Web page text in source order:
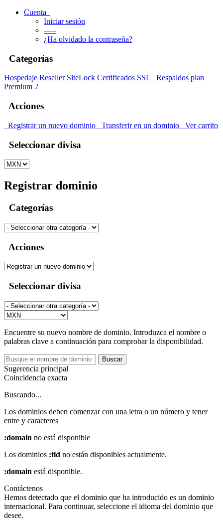
Cuenta
Iniciar sesión
-----
¿Ha olvidado la contraseña?
Categorías
Hospedaje Reseller SiteLock Certificados SSL
Respaldos plan
Premium 2
Acciones
Registrar un nuevo dominio Transferir en un dominio Ver carrito
Seleccionar divisa
Registrar dominio
Categorías
Acciones
Seleccionar divisa
Encuentre su nuevo nombre de dominio. Introduzca el nombre o
palabras clave a continuación para comprobar la disponibilidad.
Buscar
Sugerencia principal
Coincidencia exacta
Buscando...
Los dominios deben comenzar con una letra o un número y tener
entre y caracteres
:domain no está disponible
Los dominios :tld no están disponibles actualmente.
:domain está disponible.
Contáctenos
Hemos detectado que el dominio que ha introducido es un dominio
internacional. Para continuar, seleccione el idioma del dominio que
desee.